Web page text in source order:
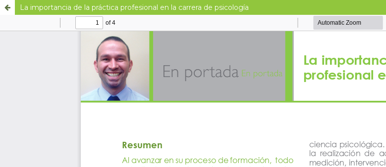
La importancia de la práctica profesional en la carrera de psicología